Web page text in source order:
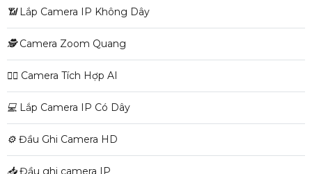
📶 Lắp Camera IP Không Dây
🕵️Camera Zoom Quang
🧛‍♀️ Camera Tích Hợp AI
💻 Lắp Camera IP Có Dây
⚙️ Đầu Ghi Camera HD
📥Đầu ghi camera IP